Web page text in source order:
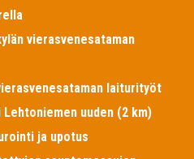
vierasvenesataman
laiturityöt
Lehtoniemen uuden (2 km)
ja upotus